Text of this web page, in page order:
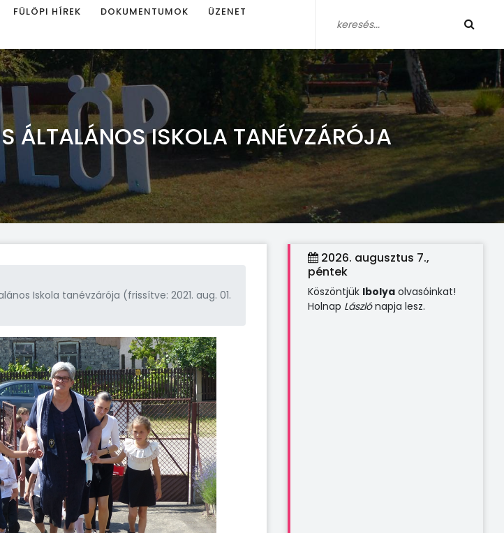
FÜLÖPI HÍREK DOKUMENTUMOK ÜZENET
ÁLTALÁNOS ISKOLA TANÉVZÁRÓJA
Iskola tanévzárója (frissítve: 2021. aug. 01.
2026. augusztus 7.,
péntek
Köszöntjük Ibolya olvasóinkat!
Holnap Lászlónapja lesz.